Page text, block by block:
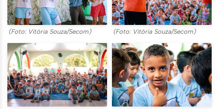
(Foto: Vitória Souza/Secom) (Foto: Vitória Souza/Secom)